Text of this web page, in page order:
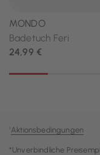
¹Aktionsbedingungen
*Unverbindliche